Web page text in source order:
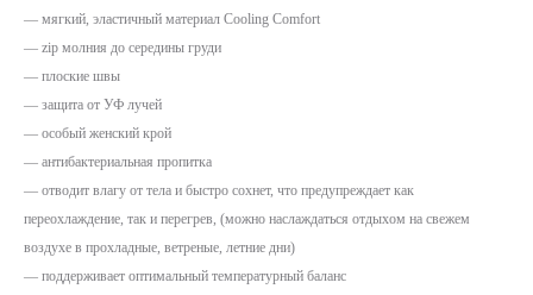
— мягкий, эластичный материал Cooling Comfort
— zip молния до середины груди
— плоские швы
— защита от УФ лучей
— особый женский крой
— антибактериальная пропитка
— отводит влагу от тела и быстро сохнет, что предупреждает как
переохлаждение, так и перегрев, (можно наслаждаться отдыхом на свежем
воздухе в прохладные, ветреные, летние дни)
— поддерживает оптимальный температурный баланс